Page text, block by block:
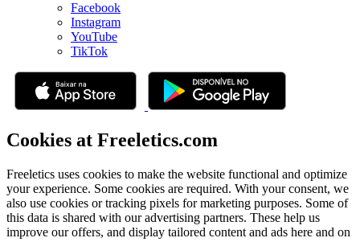
Facebook
Instagram
YouTube
TikTok
Cookies at Freeletics.com
Freeletics uses cookies to make the website functional and optimize
your experience. Some cookies are required. With your consent, we
also use cookies or tracking pixels for marketing purposes. Some of
this data is shared with our advertising partners. These help us
improve our offers, and display tailored content and ads here and on